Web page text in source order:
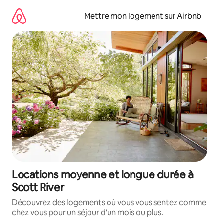
directement
contenu
Mettre mon logement sur Airbnb
Locations moyenne et longue durée à
Scott River
Découvrez des logements où vous vous sentez comme
chez vous pour un séjour d'un mois ou plus.